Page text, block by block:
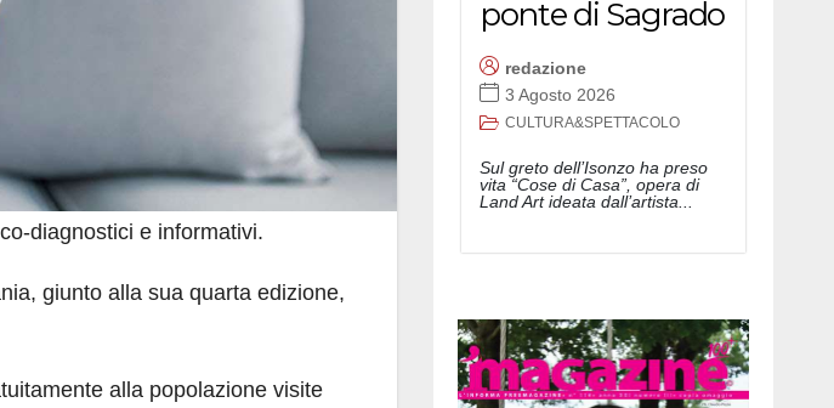
diagnostici e informativi.
giunto alla sua quarta edizione,
alla popolazione visite
ponte di Sagrado
redazione
3 Agosto 2026
CULTURA&SPETTACOLO
Sul greto dell’Isonzo ha preso
vita “Cose di Casa”, opera di
Land Art ideata dall’artista...